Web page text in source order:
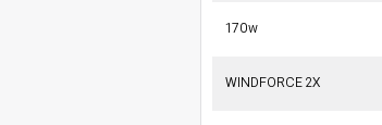
170w
WINDFORCE 2X